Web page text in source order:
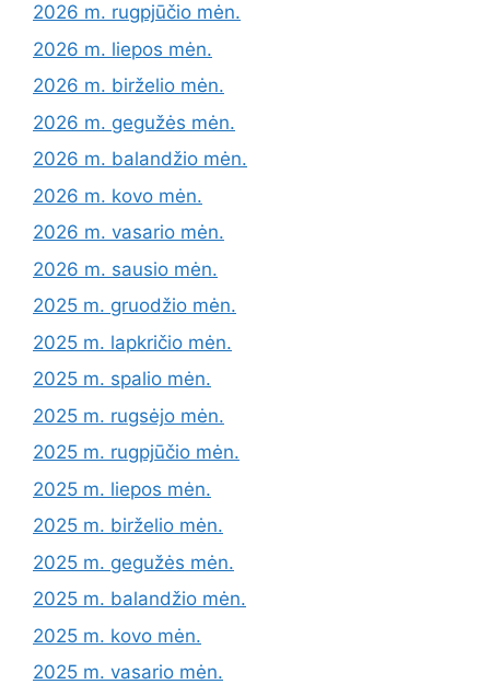
2026 m. rugpjūčio mėn.
2026 m. liepos mėn.
2026 m. birželio mėn.
2026 m. gegužės mėn.
2026 m. balandžio mėn.
2026 m. kovo mėn.
2026 m. vasario mėn.
2026 m. sausio mėn.
2025 m. gruodžio mėn.
2025 m. lapkričio mėn.
2025 m. spalio mėn.
2025 m. rugsėjo mėn.
2025 m. rugpjūčio mėn.
2025 m. liepos mėn.
2025 m. birželio mėn.
2025 m. gegužės mėn.
2025 m. balandžio mėn.
2025 m. kovo mėn.
2025 m. vasario mėn.